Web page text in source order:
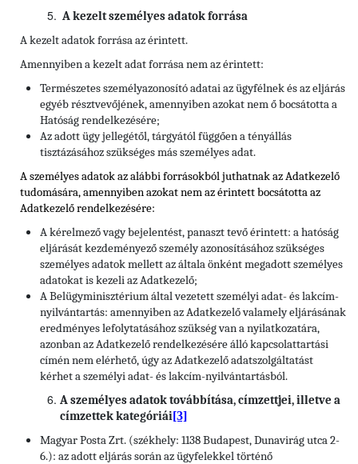
A kezelt személyes adatok forrása
A kezelt adatok forrása az érintett.
Amennyiben a kezelt adat forrása nem az érintett:
Természetes személyazonosító adatai az ügyfélnek és az eljárás
egyéb résztvevőjének, amennyiben azokat nem ő bocsátotta a
Hatóság rendelkezésére;
Az adott ügy jellegétől, tárgyától függően a tényállás
tisztázásához szükséges más személyes adat.
A személyes adatok az alábbi forrásokból juthatnak az Adatkezelő
tudomására, amennyiben azokat nem az érintett bocsátotta az
Adatkezelő rendelkezésére:
A kérelmező vagy bejelentést, panaszt tevő érintett: a hatóság
eljárását kezdeményező személy azonosításához szükséges
személyes adatok mellett az általa önként megadott személyes
adatokat is kezeli az Adatkezelő;
A Belügyminisztérium által vezetett személyi adat- és lakcím-
nyilvántartás: amennyiben az Adatkezelő valamely eljárásának
eredményes lefolytatásához szükség van a nyilatkozatára,
azonban az Adatkezelő rendelkezésére álló kapcsolattartási
címén nem elérhető, úgy az Adatkezelő adatszolgáltatást
kérhet a személyi adat- és lakcím-nyilvántartásból.
A személyes adatok továbbítása, címzettjei, illetve a
címzettek kategóriái[3]
Magyar Posta Zrt. (székhely: 1138 Budapest, Dunavirág utca 2-
6.): az adott eljárás során az ügyfelekkel történő